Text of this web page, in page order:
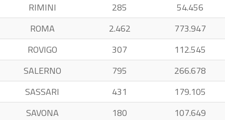
RIMINI
285
54.456
ROMA
2.462
773.947
ROVIGO
307
112.545
SALERNO
795
266.678
SASSARI
431
179.105
SAVONA
180
107.649